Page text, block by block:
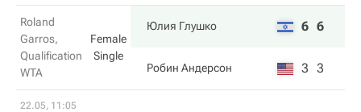
Roland
Garros,
Qualification
WTA
Female
Single
Юлия Глушко 6 6
Робин Андерсон 3 3
22.05, 11:05